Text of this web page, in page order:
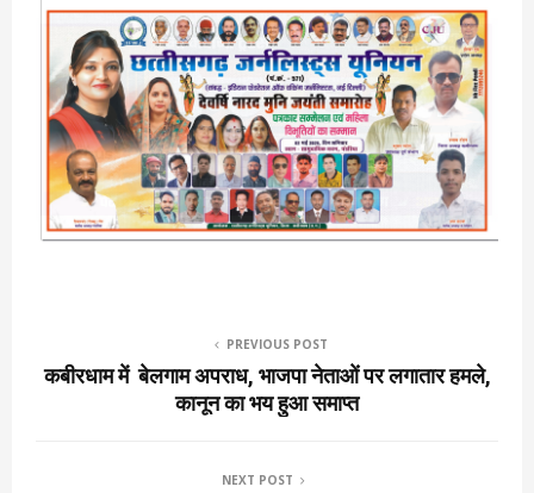
PREVIOUS POST
कबीरधाम में बेलगाम अपराध, भाजपा नेताओं पर लगातार हमले,
कानून का भय हुआ समाप्त
NEXT POST